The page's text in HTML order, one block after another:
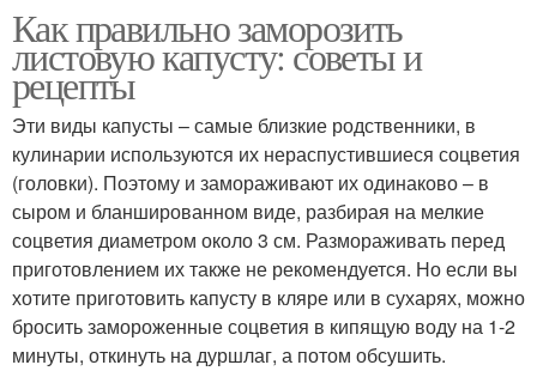
Как правильно заморозить
листовую капусту: советы и
рецепты
Эти виды капусты – самые близкие родственники, в
кулинарии используются их нераспустившиеся соцветия
(головки). Поэтому и замораживают их одинаково – в
сыром и бланшированном виде, разбирая на мелкие
соцветия диаметром около 3 см. Размораживать перед
приготовлением их также не рекомендуется. Но если вы
хотите приготовить капусту в кляре или в сухарях, можно
бросить замороженные соцветия в кипящую воду на 1-2
минуты, откинуть на дуршлаг, а потом обсушить.